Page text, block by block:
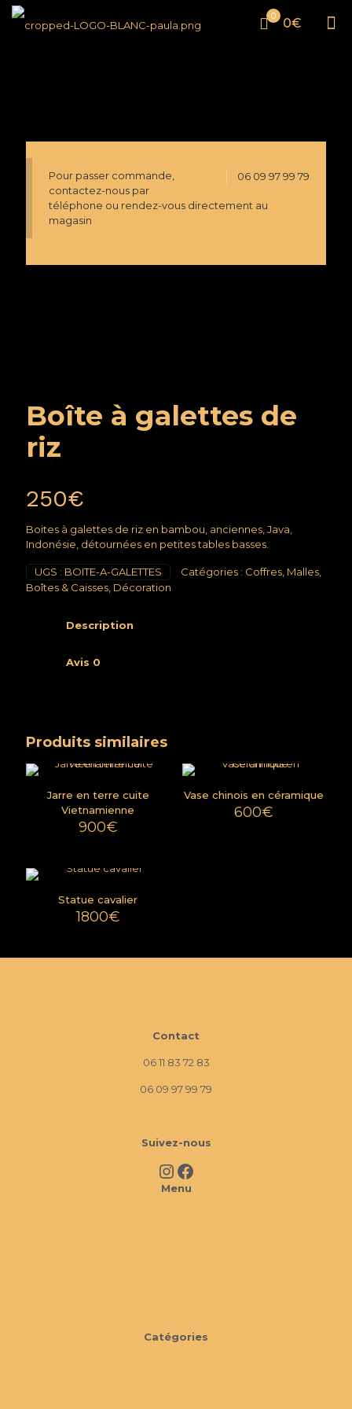
0 0€
06 09 97 99 79
Pour passer commande,
contactez-nous par
téléphone ou rendez-vous directement au
magasin
Boîte à galettes de
riz
250€
Boites à galettes de riz en bambou, anciennes, Java,
Indonésie, détournées en petites tables basses.
UGS : BOITE-A-GALETTES Catégories : Coffres, Malles,
Boîtes & Caisses Décoration
Description
Avis 0
Produits similaires
Jarre en terre cuite
Vietnamienne
900€
Vase chinois en céramique
600€
Statue cavalier
1800€
Contact
06 11 83 72 83
06 09 97 99 79
Suivez-nous
InstagramFacebook
Menu
Catégories